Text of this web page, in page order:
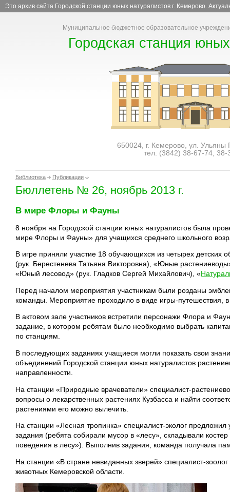
Это архив сайта Городской станции юных натуралистов г. Кемерово.
Муниципальное бюджетное образовательное
Городская станция
650024, г. Кемерово, ул. Ульяны
тел. (3842) 38-67-74, 38-
Библиотека Публикации
Бюллетень № 26, ноябрь 2013 г.
В мире Флоры и Фауны
8 ноября на Городской станции юных натуралистов была
мире Флоры и Фауны» для учащихся среднего школьного
В игре приняли участие 18 обучающихся из четырех детских
(рук. Берестенева Татьяна Викторовна), «Юные
«Юный лесовод» (рук. Гладков Сергей Михайлович), «
Перед началом мероприятия участникам были розданы
команды. Мероприятие проходило в виде игры-путешествия,
В актовом зале участников встретили персонажи Флора и
задание, в котором ребятам было необходимо выбрать
по станциям.
В последующих заданиях учащиеся могли показать свои
объединений Городской станции юных натуралистов
направленности.
На станции «Природные врачеватели» специалист-
вопросы о лекарственных растениях Кузбасса и найти
растениями его можно вылечить.
На станции «Лесная тропинка» специалист-эколог
задания (ребята собирали мусор в «лесу», складывали
поведения в лесу»). Выполнив задания, команда получала
На станции «В стране невиданных зверей» специалист-
животных Кемеровской области.